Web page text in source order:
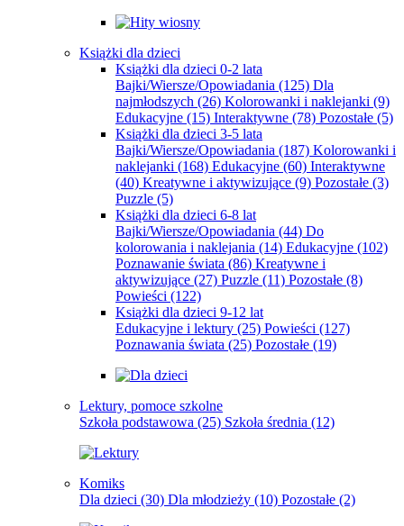
Książki dla dzieci
Książki dla dzieci 0-2 lata
Bajki/Wiersze/Opowiadania (125) Dla
najmłodszych (26) Kolorowanki i naklejanki (9)
Edukacyjne (15) Interaktywne (78) Pozostałe (5)
Książki dla dzieci 3-5 lata
Bajki/Wiersze/Opowiadania (187) Kolorowanki i
naklejanki (168) Edukacyjne (60) Interaktywne
(40) Kreatywne i aktywizujące (9) Pozostałe (3)
Puzzle (5)
Książki dla dzieci 6-8 lat
Bajki/Wiersze/Opowiadania (44) Do
kolorowania i naklejania (14) Edukacyjne (102)
Poznawanie świata (86) Kreatywne i
aktywizujące (27) Puzzle (11) Pozostałe (8)
Powieści (122)
Książki dla dzieci 9-12 lat
Edukacyjne i lektury (25) Powieści (127)
Poznawania świata (25) Pozostałe (19)
Lektury, pomoce szkolne
Szkoła podstawowa (25) Szkoła średnia (12)
Komiks
Dla dzieci (30) Dla młodzieży (10) Pozostałe (2)